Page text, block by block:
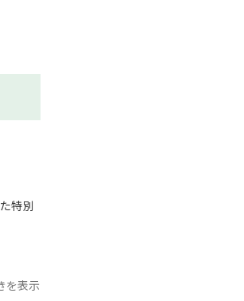
チェ
特別
を表示